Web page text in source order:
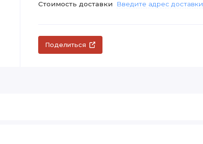
Стоимость доставки Введите адрес доставки
Поделиться